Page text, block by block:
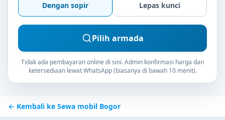
Dengan sopir Lepas kunci
Pilih armada
Tidak ada pembayaran online di sini. Admin konfirmasi harga dan
ketersediaan lewat WhatsApp (biasanya di bawah 10 menit).
← Kembali ke Sewa mobil Bogor